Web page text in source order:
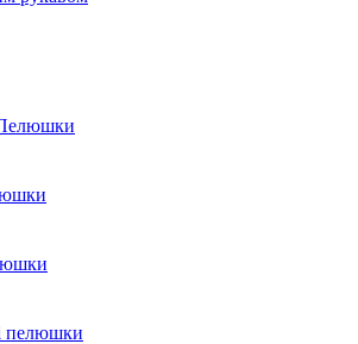
пелюшки